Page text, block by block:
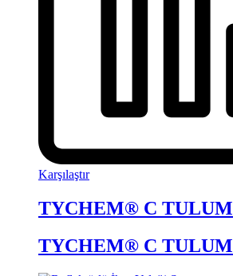
Karşılaştır
TYCHEM® C TULUM
TYCHEM® C TULUM